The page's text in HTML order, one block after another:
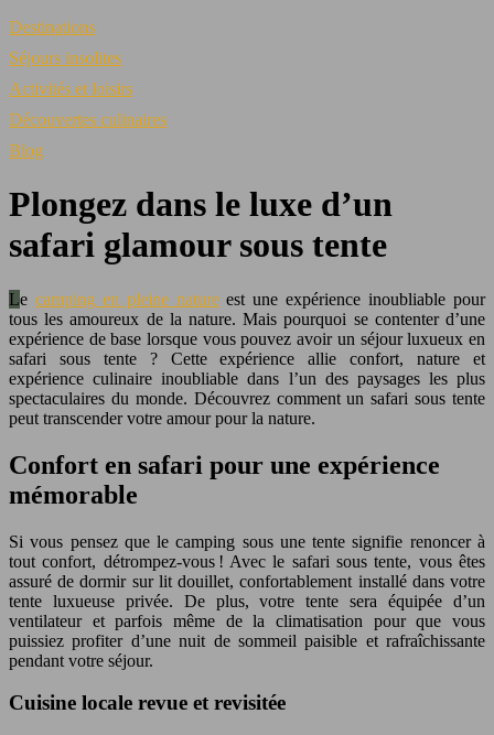
Destinations
Séjours insolites
Activités et loisirs
Découvertes culinaires
Blog
Plongez dans le luxe d’un
safari glamour sous tente
Le camping en pleine natureest une expérience inoubliable pour
tous les amoureux de la nature. Mais pourquoi se contenter d’une
expérience de base lorsque vous pouvez avoir un séjour luxueux en
safari sous tente ? Cette expérience allie confort, nature et
expérience culinaire inoubliable dans l’un des paysages les plus
spectaculaires du monde. Découvrez comment un safari sous tente
peut transcender votre amour pour la nature.
Confort en safari pour une expérience
mémorable
Si vous pensez que le camping sous une tente signifie renoncer à
tout confort, détrompez-vous ! Avec le safari sous tente, vous êtes
assuré de dormir sur lit douillet, confortablement installé dans votre
tente luxueuse privée. De plus, votre tente sera équipée d’un
ventilateur et parfois même de la climatisation pour que vous
puissiez profiter d’une nuit de sommeil paisible et rafraîchissante
pendant votre séjour.
Cuisine locale revue et revisitée